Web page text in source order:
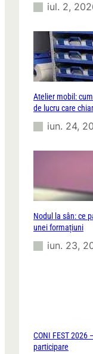
iul. 2,
Atelier mobil:
de lucru care
iun. 24,
Nodul la sân: ce
unei formațiuni
iun. 23,
CONI FEST 2026
participare